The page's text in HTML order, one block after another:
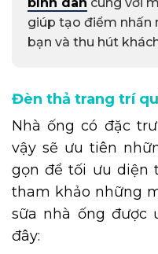
bình dân cùng với
giúp tạo điểm nhấn
bạn và thu hút
Đèn thả trang trí
Nhà ống có đặc
vậy sẽ ưu tiên
gọn để tối ưu diện
tham khảo những
sữa nhà ống được
đây: